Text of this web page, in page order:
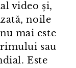
video și,
noile
mai este
sau
Este